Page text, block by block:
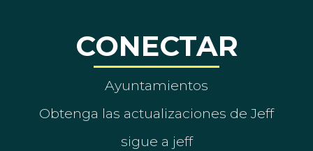
CONECTAR
Ayuntamientos
Obtenga las actualizaciones de Jeff
sigue a jeff